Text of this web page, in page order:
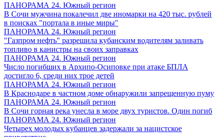
ПАНОРАМА 24. Южный регион
В Сочи мужчина покалечил две иномарки на 420 тыс. рублей
в поисках "портала в иные миры"
ПАНОРАМА 24. Южный регион
"Газпром нефть" разрешила кубанским водителям заливать
топливо в канистры на своих заправках
ПАНОРАМА 24. Южный регион
Число погибших в Архипо-Осиповке при атаке БПЛА
достигло 6, среди них трое детей
ПАНОРАМА 24. Южный регион
В Краснодаре в частном доме обнаружили запрещенную пуму
ПАНОРАМА 24. Южный регион
В Сочи горная река унесла в море двух туристов. Один погиб
ПАНОРАМА 24. Южный регион
Четырех молодых кубанцев задержали за нацистское